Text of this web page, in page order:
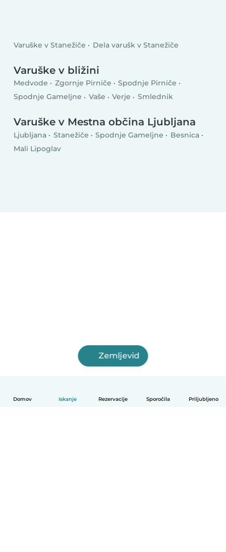
Domov Iskanje Rezervacije Sporočila Priljubljeno
Varuške v Stanežiče Dela varušk v Stanežiče
Varuške v bližini
Medvode Zgornje Pirniče
Spodnje Pirniče
Spodnje Gameljne
Vaše Verje Smlednik
Varuške v Mestna občina Ljubljana
Ljubljana Stanežiče Spodnje Gameljne
Besnica
Mali Lipoglav
Zemljevid